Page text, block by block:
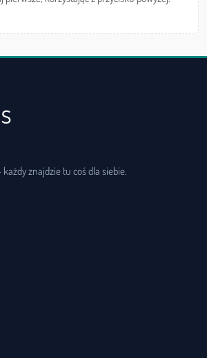
znajdzie tu coś dla siebie.